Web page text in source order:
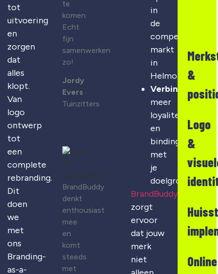
tot
uitvoering
en
zorgen
dat
alles
klopt.
Van
logo
ontwerp
tot
een
complete
rebranding.
Dit
doen
we
met
ons
Branding-
as-a-
te
komen.
Echt
fijn
samenwerken
zo!
Jordy
Evers
Tuinzitters
BrandBuddy
denkt
enthousiast
mee
en
komt
steeds
met
in
de
competitieve
markt
in
Helmond
Verbinding
meer
loyaliteit
en
binding
met
je
doelgroep
BrandBuddy
zorgt
ervoor
dat jouw
merk
niet
&
Logo
&
Online